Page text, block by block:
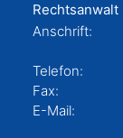
Rechtsanwalt
Anschrift:
Telefon:
Fax:
E-Mail: